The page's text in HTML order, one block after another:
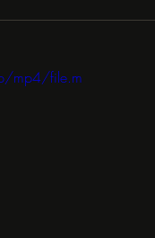
mp4/file.m